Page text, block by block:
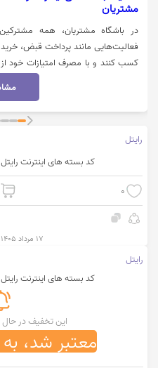
مشتریان
در باشگاه مشتریان، همه مشترکین
فعالیت‌هایی مانند پرداخت قبض،
کسب کنند و با مصرف امتیازات خود
استفاده از این خدمات از طریق
مشتریان همره اول روی گزینه "خرید
رایتل
کد بسته های اینترنت رایتل
0
۱۷ مرداد ۱۴۰۵ ساعت ۱۸:۵۷
رایتل
کد بسته های اینترنت رایتل
این تخفیف در
معتبر شد،